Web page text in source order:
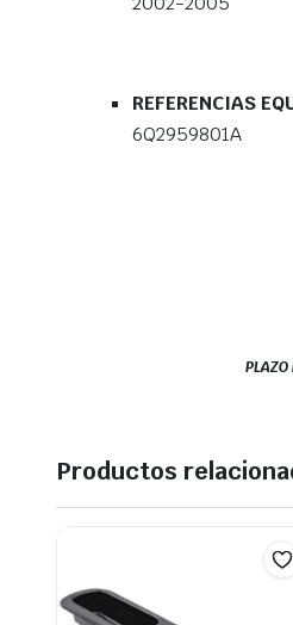
REFERENCIAS
6Q2959801A
PLAZO
Productos